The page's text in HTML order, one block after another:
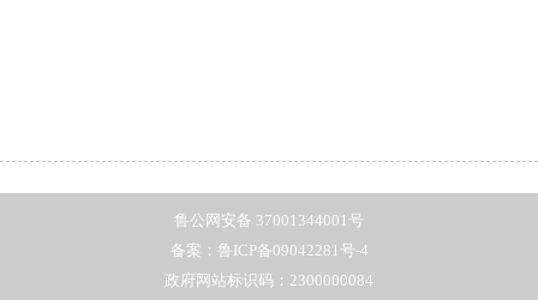
鲁公网安备 37001344001号
备案：鲁ICP备09042281号-4
政府网站标识码：2300000084